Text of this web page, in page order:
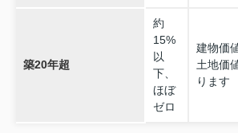
築20年超
約
15%
以
下、
ほぼ
ゼロ
建物価
土地価
ります